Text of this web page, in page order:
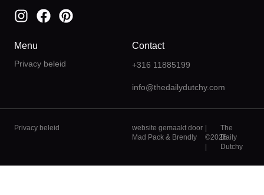
Menu
Privacy beleid
Contact
+316 11885199
info@thedailydutchy.com
Privacy beleid
website gemaakt door
Mad Pack & Brendly
©2026
The
Daily
Dutchy